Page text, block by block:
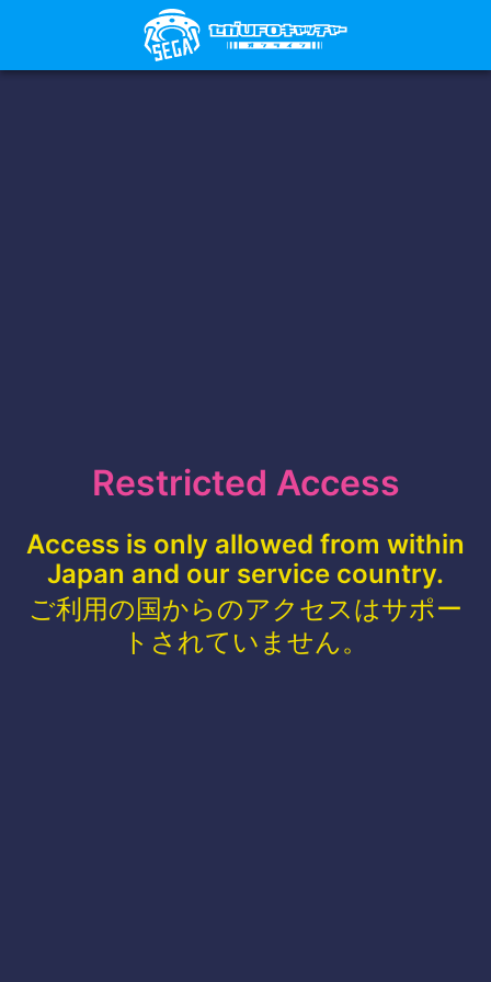
Restricted Access
Access is only allowed from within
Japan and our service country.
ご利用の国からのアクセスはサポー
トされていません。